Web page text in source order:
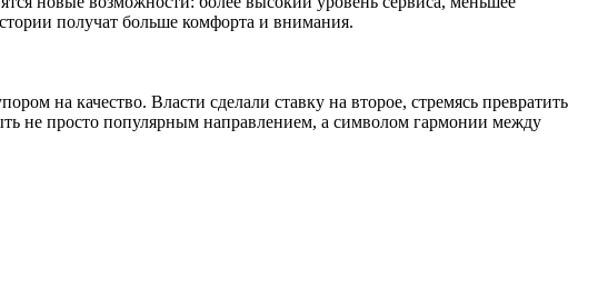
получат больше комфорта и внимания.
на качество. Власти сделали ставку на второе, стремясь превратить
не просто популярным направлением, а символом гармонии между